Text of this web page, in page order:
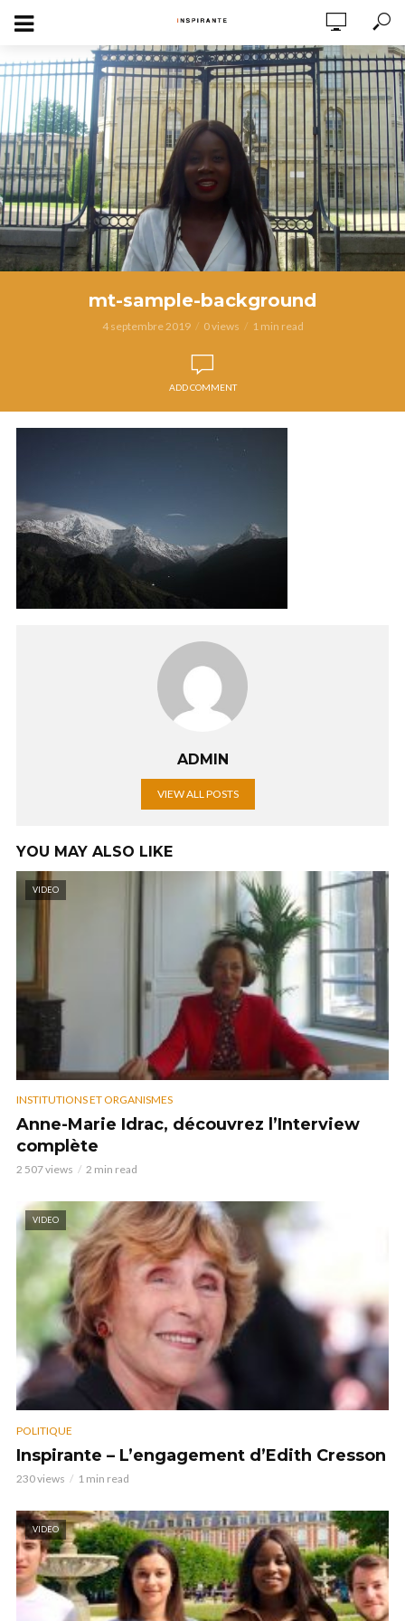
mt-sample-background
4 septembre 2019 0 views 1 min read
ADD COMMENT
ADMIN
VIEW ALL POSTS
YOU MAY ALSO LIKE
VIDEO
INSTITUTIONS ET ORGANISMES
Anne-Marie Idrac, découvrez l’Interview
complète
2 507 views 2 min read
VIDEO
POLITIQUE
Inspirante – L’engagement d’Edith Cresson
230 views 1 min read
VIDEO